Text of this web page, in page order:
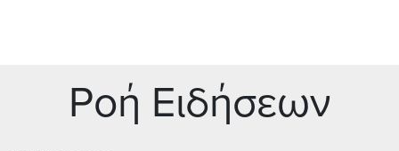
Ρoή Ειδήσεων